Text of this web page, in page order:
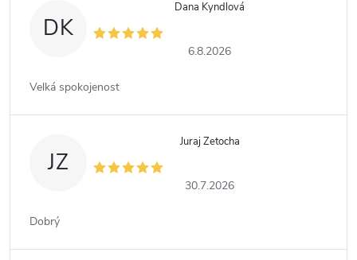
DK
Dana Kyndlová
6.8.2026
Velká spokojenost
JZ
Juraj Zetocha
30.7.2026
Dobrý